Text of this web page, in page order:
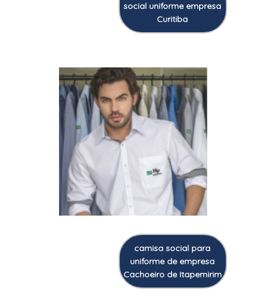
social uniforme empresa
Curitiba
camisa social para
uniforme de empresa
Cachoeiro de Itapemirim